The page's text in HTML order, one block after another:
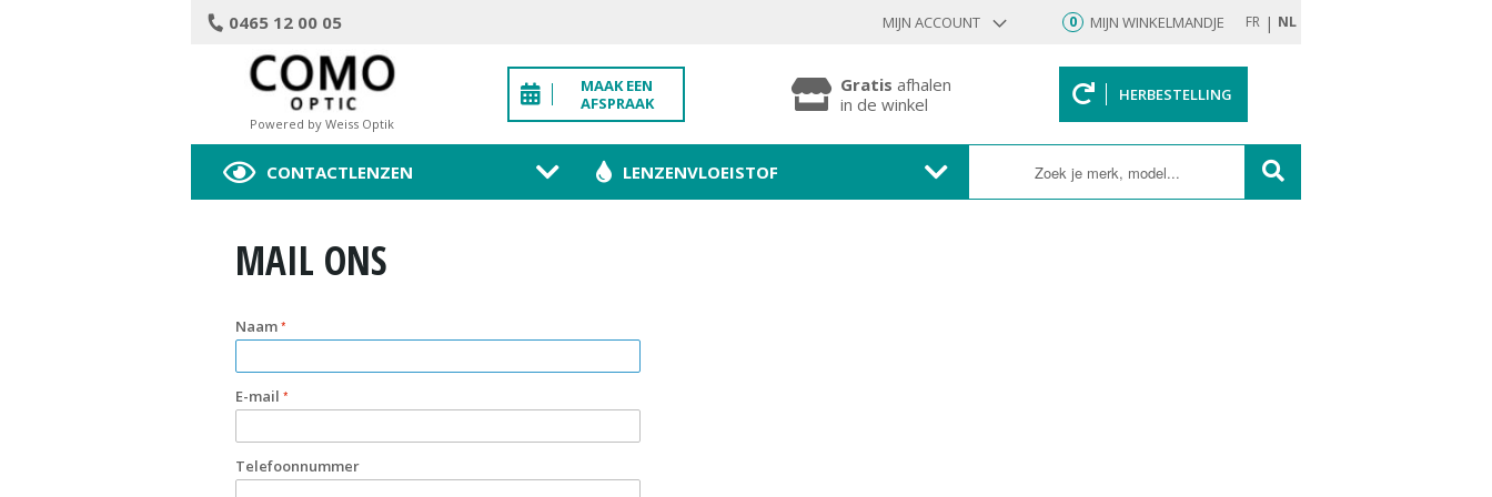
0465 12 00 05 MIJN ACCOUNT
INLOGGEN BESTAANDE KLANT
wachtwoord
0 MIJN WINKELMANDJE FR | NL
Powered by Weiss Optik
MAAK EEN
AFSPRAAK
Gratis afhalen
in de winkel
HERBESTELLING
CONTACTLENZEN LENZENVLOEISTOF
MAIL ONS
Naam
E-mail
Telefoonnummer